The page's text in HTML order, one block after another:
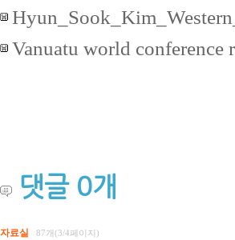
Vanuatu world conference
댓글 0개
자료실 87개(3/4페이지)